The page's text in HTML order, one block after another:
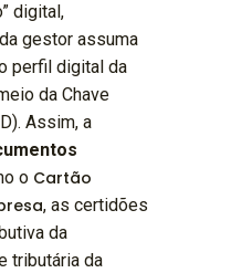
digital,
gestor assuma
perfil digital da
da Chave
Assim, a
o Cartão
, as certidões
da
tributária da